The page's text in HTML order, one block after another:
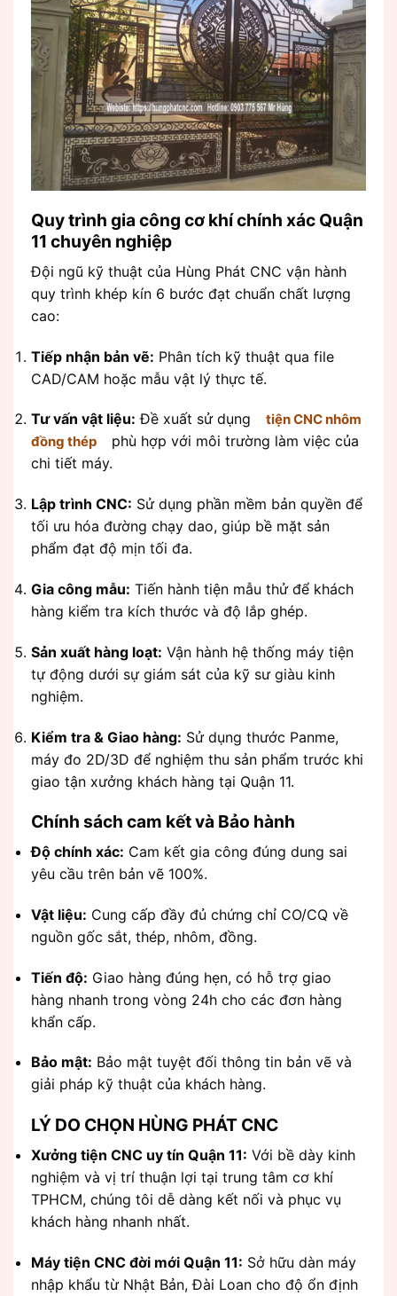
Quy trình gia công cơ khí chính xác Quận
11 chuyên nghiệp
Đội ngũ kỹ thuật của Hùng Phát CNC vận hành
quy trình khép kín 6 bước đạt chuẩn chất lượng
cao:
Tiếp nhận bản vẽ: Phân tích kỹ thuật qua file
CAD/CAM hoặc mẫu vật lý thực tế.
Tư vấn vật liệu: Đề xuất sử dụng
tiện CNC nhôm
đồng thép
phù hợp với môi trường làm việc của
chi tiết máy.
Lập trình CNC: Sử dụng phần mềm bản quyền để
tối ưu hóa đường chạy dao, giúp bề mặt sản
phẩm đạt độ mịn tối đa.
Gia công mẫu: Tiến hành tiện mẫu thử để khách
hàng kiểm tra kích thước và độ lắp ghép.
Sản xuất hàng loạt: Vận hành hệ thống máy tiện
tự động dưới sự giám sát của kỹ sư giàu kinh
nghiệm.
Kiểm tra & Giao hàng: Sử dụng thước Panme,
máy đo 2D/3D để nghiệm thu sản phẩm trước khi
giao tận xưởng khách hàng tại Quận 11.
Chính sách cam kết và Bảo hành
Độ chính xác: Cam kết gia công đúng dung sai
yêu cầu trên bản vẽ 100%.
Vật liệu: Cung cấp đầy đủ chứng chỉ CO/CQ về
nguồn gốc sắt, thép, nhôm, đồng.
Tiến độ: Giao hàng đúng hẹn, có hỗ trợ giao
hàng nhanh trong vòng 24h cho các đơn hàng
khẩn cấp.
Bảo mật: Bảo mật tuyệt đối thông tin bản vẽ và
giải pháp kỹ thuật của khách hàng.
LÝ DO CHỌN HÙNG PHÁT CNC
Xưởng tiện CNC uy tín Quận 11: Với bề dày kinh
nghiệm và vị trí thuận lợi tại trung tâm cơ khí
TPHCM, chúng tôi dễ dàng kết nối và phục vụ
khách hàng nhanh nhất.
Máy tiện CNC đời mới Quận 11: Sở hữu dàn máy
nhập khẩu từ Nhật Bản, Đài Loan cho độ ổn định